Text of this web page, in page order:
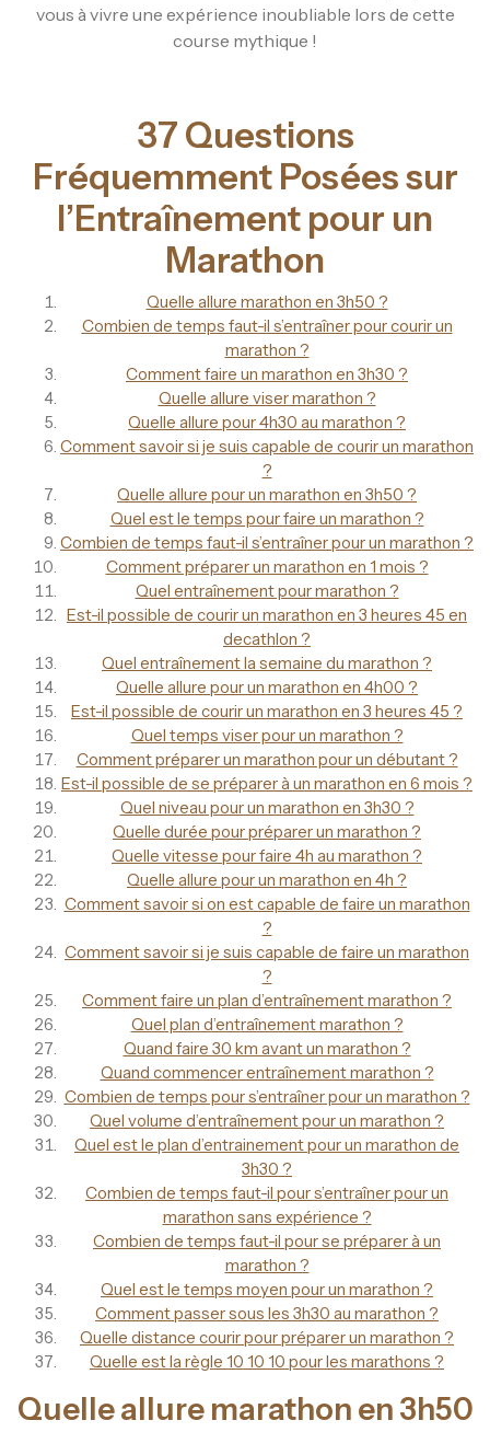
vous à vivre une expérience inoubliable lors de cette
course mythique !
37 Questions
Fréquemment Posées sur
l’Entraînement pour un
Marathon
Quelle allure marathon en 3h50 ?
Combien de temps faut-il s’entraîner pour courir un
marathon ?
Comment faire un marathon en 3h30 ?
Quelle allure viser marathon ?
Quelle allure pour 4h30 au marathon ?
Comment savoir si je suis capable de courir un marathon
?
Quelle allure pour un marathon en 3h50 ?
Quel est le temps pour faire un marathon ?
Combien de temps faut-il s’entraîner pour un marathon ?
Comment préparer un marathon en 1 mois ?
Quel entraînement pour marathon ?
Est-il possible de courir un marathon en 3 heures 45 en
decathlon ?
Quel entraînement la semaine du marathon ?
Quelle allure pour un marathon en 4h00 ?
Est-il possible de courir un marathon en 3 heures 45 ?
Quel temps viser pour un marathon ?
Comment préparer un marathon pour un débutant ?
Est-il possible de se préparer à un marathon en 6 mois ?
Quel niveau pour un marathon en 3h30 ?
Quelle durée pour préparer un marathon ?
Quelle vitesse pour faire 4h au marathon ?
Quelle allure pour un marathon en 4h ?
Comment savoir si on est capable de faire un marathon
?
Comment savoir si je suis capable de faire un marathon
?
Comment faire un plan d’entraînement marathon ?
Quel plan d’entraînement marathon ?
Quand faire 30 km avant un marathon ?
Quand commencer entraînement marathon ?
Combien de temps pour s’entraîner pour un marathon ?
Quel volume d’entraînement pour un marathon ?
Quel est le plan d’entrainement pour un marathon de
3h30 ?
Combien de temps faut-il pour s’entraîner pour un
marathon sans expérience ?
Combien de temps faut-il pour se préparer à un
marathon ?
Quel est le temps moyen pour un marathon ?
Comment passer sous les 3h30 au marathon ?
Quelle distance courir pour préparer un marathon ?
Quelle est la règle 10 10 10 pour les marathons ?
Quelle allure marathon en 3h50